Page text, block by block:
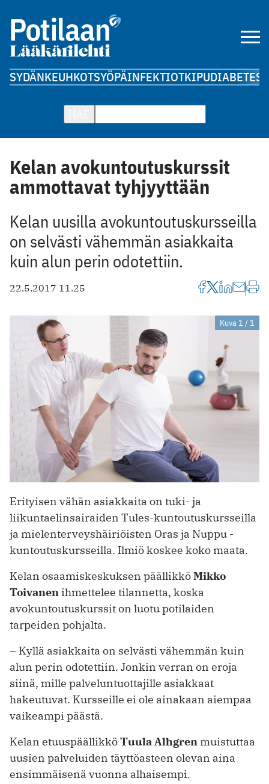
SYDÄNKEUHKOTSYÖPÄINFEKTIOTKIPUDIABETES
Kelan avokuntoutus­kurssit
ammottavat tyhjyyttään
Kelan uusilla avokuntoutuskursseilla
on selvästi vähemmän asiakkaita
kuin alun perin odotettiin.
22.5.2017 11.25
Kuva 1 / 1
Erityisen vähän asiakkaita on tuki- ja
liikuntaelinsairaiden Tules-kuntoutuskursseilla
ja mielenterveyshäiriöisten Oras ja Nuppu -
kuntoutuskursseilla. Ilmiö koskee koko maata.
Kelan osaamiskeskuksen päällikköMikko
Toivanen ihmettelee tilannetta, koska
avokuntoutuskurssit on luotu potilaiden
tarpeiden pohjalta.
– Kyllä asiakkaita on selvästi vähemmän kuin
alun perin odotettiin. Jonkin verran on eroja
siinä, mille palveluntuottajille asiakkaat
hakeutuvat. Kursseille ei ole ainakaan aiempaa
vaikeampi päästä.
Kelan etuuspäällikköTuula Alhgren muistuttaa
uusien palveluiden täyttöasteen olevan aina
ensimmäisenä vuonna ­alhaisempi.